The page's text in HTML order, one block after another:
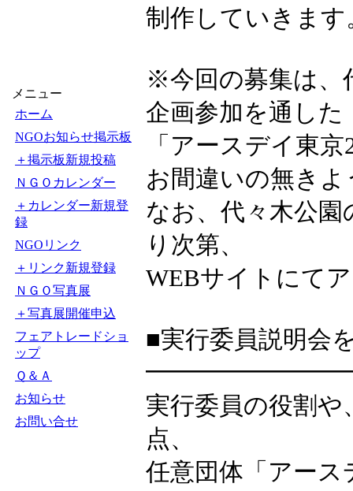
メニュー
ホーム
NGOお知らせ掲示板
＋掲示板新規投稿
ＮＧＯカレンダー
＋カレンダー新規登
録
NGOリンク
＋リンク新規登録
ＮＧＯ写真展
＋写真展開催申込
フェアトレードショ
ップ
Ｑ＆Ａ
お知らせ
お問い合せ
制作していきます
※今回の募集は、
企画参加を通した
「アースデイ東
お間違いの無き
なお、代々木公
り次第、
WEBサイトにて
■実行委員説明
実行委員の役割
点、
任意団体「アース